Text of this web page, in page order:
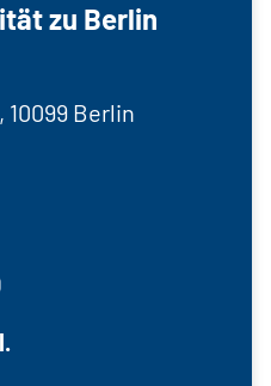
zu Berlin
Berlin
.